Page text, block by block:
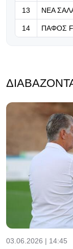
13 ΝΕΑ
14 ΠΑΦΟΣ
03.06.2026 | 14:45